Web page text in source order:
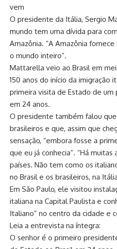
vem
O presidente da Itália, Sergio
mundo tem uma dívida para
Amazônia. “A Amazônia
o mundo inteiro”.
Mattarella veio ao Brasil em
150 anos do início da imigração
primeira visita de Estado de
em 24 anos.
O presidente também falou
brasileiros e que, assim que
sensação, “embora fosse a
que eu já conhecia”. “Há
países. Não tem como os
no Brasil e os brasileiros, na
Em São Paulo, ele visitou
italiana na Capital Paulista e
Italiano” no centro da cidade e
Leia a entrevista na íntegra:
O senhor é o primeiro